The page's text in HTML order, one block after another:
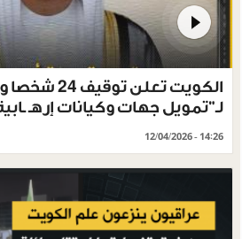
الكويت تعلن
لـ"تمويل جهات وكيانات إرهـ
12/04/2026 - 14:26